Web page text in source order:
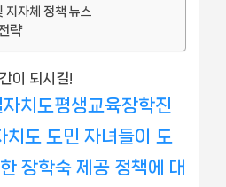
지자체 정책 뉴스
략
이 되시길!
치도평생교육장학진
치도 도민 자녀들이 도
장학숙 제공 정책에 대